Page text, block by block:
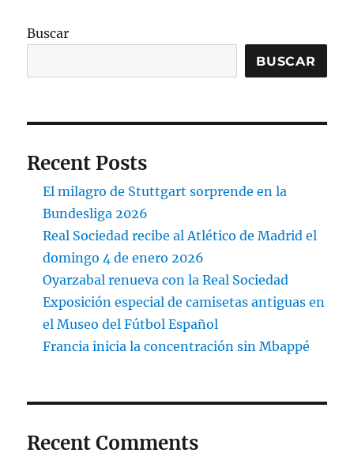
Buscar
BUSCAR
Recent Posts
El milagro de Stuttgart sorprende en la
Bundesliga 2026
Real Sociedad recibe al Atlético de Madrid el
domingo 4 de enero 2026
Oyarzabal renueva con la Real Sociedad
Exposición especial de camisetas antiguas en
el Museo del Fútbol Español
Francia inicia la concentración sin Mbappé
Recent Comments